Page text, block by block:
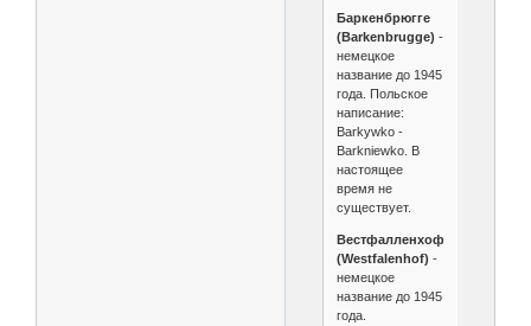
Баркенбрюгге
(Barkenbrugge) -
немецкое
название до 1945
года. Польское
написание:
Barkуwko -
Barkniewko. В
настоящее
время не
существует.
Вестфалленхоф
(Westfalenhof) -
немецкое
название до 1945
года.